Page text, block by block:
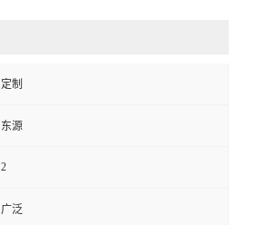
定制
东源
2
广泛